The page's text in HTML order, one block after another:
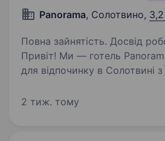
Panorama, Солотвино,
Повна зайнятість. Досвід
Привіт! Ми — готель
для відпочинку в Солотвині
відкрився у 2021 році і
2 тиж. тому